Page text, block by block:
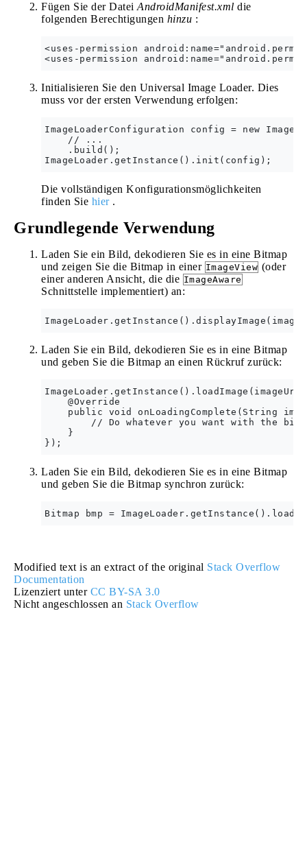
Fügen Sie der Datei AndroidManifest.xml die
folgenden Berechtigungen hinzu :
<uses-permission
Initialisieren Sie den Universal Image Loader. Dies
muss vor der ersten Verwendung erfolgen:
ImageLoaderConfiguration config = new
    // ...
    .build();
Die vollständigen Konfigurationsmöglichkeiten
finden Sie hier.
Grundlegende Verwendung
Laden Sie ein Bild, dekodieren Sie es in eine Bitmap
und zeigen Sie die Bitmap in einer ImageView (oder
einer anderen Ansicht, die die ImageAware
Schnittstelle implementiert) an:
Laden Sie ein Bild, dekodieren Sie es in eine Bitmap
und geben Sie die Bitmap an einen Rückruf zurück:
    @Override
public void onLoadingComplete(String
// Do whatever you want with the
    }
Laden Sie ein Bild, dekodieren Sie es in eine Bitmap
und geben Sie die Bitmap synchron zurück:
Modified text is an extract of the original Stack Overflow
Documentation
Lizenziert unter CC BY-SA 3.0
Nicht angeschlossen an Stack Overflow